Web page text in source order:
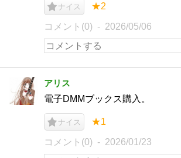
ナイス ★2
コメント(0) 2026/05/06
アリス
電子DMMブックス購入。
ナイス ★1
コメント(0) 2026/01/23